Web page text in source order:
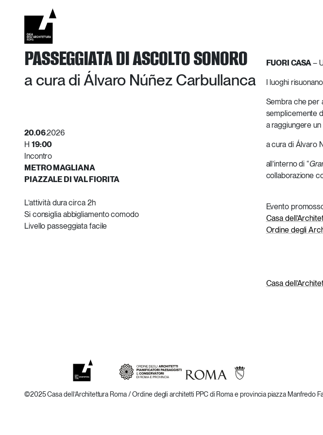
contenuto
PASSEGGIATA DI ASCOLTO SONORO
a cura di Álvaro Núñez Carbullanca
20.06.2026
H 19:00
Incontro
METRO MAGLIANA
PIAZZALE DI VAL FIORITA
L’attività dura circa 2h
Si consiglia abbigliamento comodo
Livello passeggiata facile
FUORI CASA–
I luoghi
Sembra che per
semplicemente
a raggiungere
a cura di Álvaro
all’interno di “
collaborazione
Evento
Casa
Ordine degli
Casa
©2025 Casa dell’Architettura Roma/Ordine degli architetti PPC di Roma e provincia piazza Manfredo